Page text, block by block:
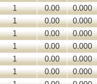
1 0.00
0.000
1 0.00
0.000
1 0.00
0.000
1 0.00
0.000
1 0.00
0.000
1 0.00
0.000